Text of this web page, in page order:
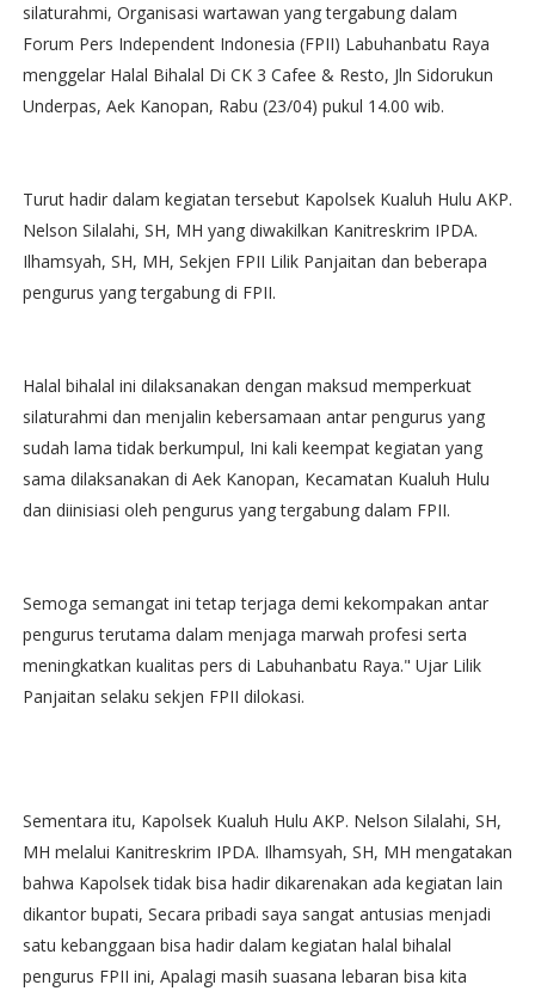
silaturahmi, Organisasi wartawan yang tergabung dalam
Forum Pers Independent Indonesia (FPII) Labuhanbatu Raya
menggelar Halal Bihalal Di CK 3 Cafee & Resto, Jln Sidorukun
Underpas, Aek Kanopan, Rabu (23/04) pukul 14.00 wib.
Turut hadir dalam kegiatan tersebut Kapolsek Kualuh Hulu AKP.
Nelson Silalahi, SH, MH yang diwakilkan Kanitreskrim IPDA.
Ilhamsyah, SH, MH, Sekjen FPII Lilik Panjaitan dan beberapa
pengurus yang tergabung di FPII.
Halal bihalal ini dilaksanakan dengan maksud memperkuat
silaturahmi dan menjalin kebersamaan antar pengurus yang
sudah lama tidak berkumpul, Ini kali keempat kegiatan yang
sama dilaksanakan di Aek Kanopan, Kecamatan Kualuh Hulu
dan diinisiasi oleh pengurus yang tergabung dalam FPII.
Semoga semangat ini tetap terjaga demi kekompakan antar
pengurus terutama dalam menjaga marwah profesi serta
meningkatkan kualitas pers di Labuhanbatu Raya." Ujar Lilik
Panjaitan selaku sekjen FPII dilokasi.
Sementara itu, Kapolsek Kualuh Hulu AKP. Nelson Silalahi, SH,
MH melalui Kanitreskrim IPDA. Ilhamsyah, SH, MH mengatakan
bahwa Kapolsek tidak bisa hadir dikarenakan ada kegiatan lain
dikantor bupati, Secara pribadi saya sangat antusias menjadi
satu kebanggaan bisa hadir dalam kegiatan halal bihalal
pengurus FPII ini, Apalagi masih suasana lebaran bisa kita